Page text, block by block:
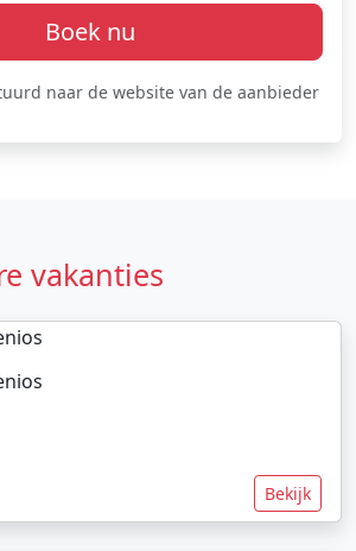
Boek nu
naar de website van de aanbieder
vakanties
Bekijk